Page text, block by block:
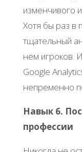
изменчивого
Хотя бы раз в
тщательный
нем игроков.
Google
непременно
Навык 6.
профессии